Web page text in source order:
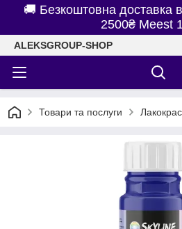
🚚 Безкоштовна
2500₴ Meest
ALEKSGROUP-SHOP
Товари та послуги